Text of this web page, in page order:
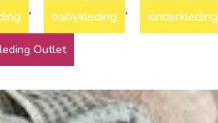
, babykleding , kinderkleding
Outlet